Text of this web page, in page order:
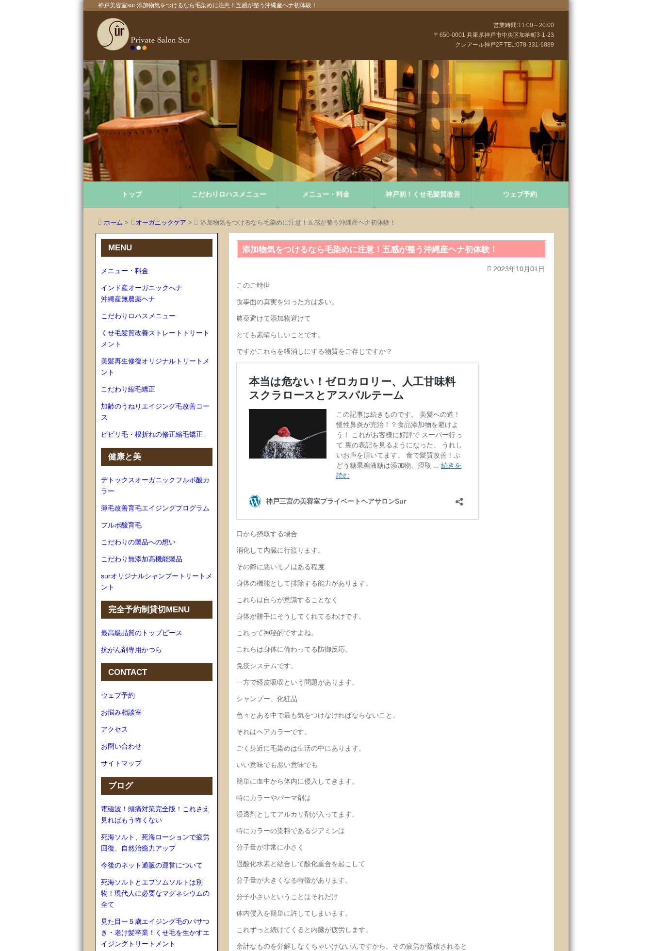
神戸美容室sur 添加物気をつけるなら毛染めに注意！五感が整う沖縄産ヘナ初体験！
営業時間:11:00～20:00
〒650-0001 兵庫県神戸市中央区加納町3-1-23
クレアール神戸2F TEL:078-331-6889
トップ こだわりロハスメニュー メニュー・料金 神戸初！くせ毛髪質改善 ウェブ予約
ホーム > オーガニックケア > 添加物気をつけるなら毛染めに注意！五感が整う沖縄産ヘナ初体験！
添加物気をつけるなら毛染めに注意！五感が整う沖縄産ヘナ初体験！
2023年10月01日
このご時世
食事面の真実を知った方は多い。
農薬避けて添加物避けて
とても素晴らしいことです。
ですがこれらを帳消しにする物質をご存じですか？
口から摂取する場合
消化して内臓に行渡ります。
その際に悪いモノはある程度
身体の機能として排除する能力があります。
これらは自らが意識することなく
身体が勝手にそうしてくれてるわけです。
これって神秘的ですよね。
これらは身体に備わってる防御反応。
免疫システムです。
一方で経皮吸収という問題があります。
シャンプー、化粧品
色々とある中で最も気をつけなければならないこと。
それはヘアカラーです。
ごく身近に毛染めは生活の中にあります。
いい意味でも悪い意味でも
簡単に血中から体内に侵入してきます。
特にカラーやパーマ剤は
浸透剤としてアルカリ剤が入ってます。
特にカラーの染料であるジアミンは
分子量が非常に小さく
過酸化水素と結合して酸化重合を起こして
分子量が大きくなる特徴があります。
分子小さいということはそれだけ
体内侵入を簡単に許してしまいます。
これずっと続けてくると内臓が疲労します。
余計なものを分解しなくちゃいけないんですから。その疲労が蓄積されると
MENU
メニュー・料金
インド産オーガニックへナ
沖縄産無農薬ヘナ
こだわりロハスメニュー
くせ毛髪質改善ストレートトリート
メント
美髪再生修復オリジナルトリートメ
ント
こだわり縮毛矯正
加齢のうねりエイジング毛改善コー
ス
ビビリ毛・根折れの修正縮毛矯正
健康と美
デトックスオーガニックフルボ酸カ
ラー
薄毛改善育毛エイジングプログラム
フルボ酸育毛
こだわりの製品への想い
こだわり無添加高機能製品
surオリジナルシャンプートリートメ
ント
完全予約制貸切MENU
最高級品質のトップピース
抗がん剤専用かつら
CONTACT
ウェブ予約
お悩み相談室
アクセス
お問い合わせ
サイトマップ
ブログ
電磁波！頭痛対策完全版！これさえ
見ればもう怖くない
死海ソルト、死海ローションで疲労
回復、自然治癒力アップ
今後のネット通販の運営について
死海ソルトとエプソムソルトは別
物！現代人に必要なマグネシウムの
全て
見た目ー５歳エイジング毛のパサつ
き・老け髪卒業！くせ毛を生かすエ
イジングトリートメント